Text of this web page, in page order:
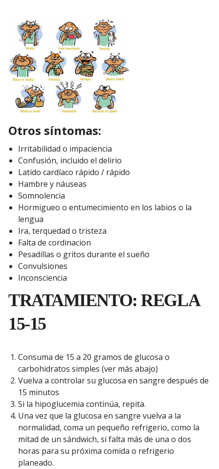
Otros síntomas:
Irritabilidad o impaciencia
Confusión, incluido el delirio
Latido cardíaco rápido / rápido
Hambre y náuseas
Somnolencia
Hormigueo o entumecimiento en los labios o la
lengua
Ira, terquedad o tristeza
Falta de cordinacion
Pesadillas o gritos durante el sueño
Convulsiones
Inconsciencia
TRATAMIENTO: REGLA
15-15
Consuma de 15 a 20 gramos de glucosa o
carbohidratos simples (ver más abajo)
Vuelva a controlar su glucosa en sangre después de
15 minutos
Si la hipoglucemia continúa, repita.
Una vez que la glucosa en sangre vuelva a la
normalidad, coma un pequeño refrigerio, como la
mitad de un sándwich, si falta más de una o dos
horas para su próxima comida o refrigerio
planeado.